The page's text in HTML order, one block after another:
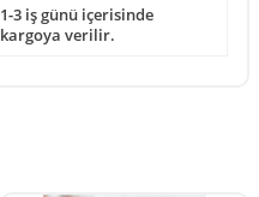
1-3 iş günü içerisinde
kargoya verilir.